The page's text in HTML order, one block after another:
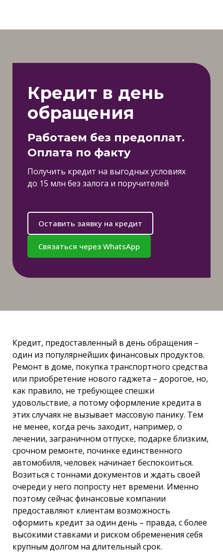
Кредит в день
обращения
Работаем без предоплат.
Оплата по факту
Получить кредит на выгодных условиях
до 15 млн без залога и поручителей
Оставить заявку на кредит
Связаться через WhatsApp
Кредит, предоставленный в день обращения –
один из популярнейших финансовых продуктов.
Ремонт в доме, покупка транспортного средства
или приобретение нового гаджета – дорогое, но,
как правило, не требующее спешки
удовольствие, а потому оформление кредита в
этих случаях не вызывает массовую панику. Тем
не менее, когда речь заходит, например, о
лечении, заграничном отпуске, подарке близким,
срочном ремонте, починке единственного
автомобиля, человек начинает беспокоиться.
Возиться с тоннами документов и ждать своей
очереди у него попросту нет времени. Именно
поэтому сейчас финансовые компании
предоставляют клиентам возможность
оформить кредит за один день – правда, с более
высокими ставками и риском обременения себя
крупным долгом на длительный срок.